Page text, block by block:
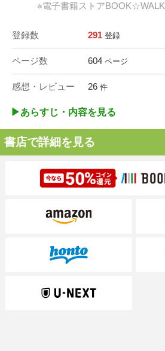
※電子書籍ストア
登録数 291 登録
ページ数 604 ページ
感想・レビュー 26 件
▶︎あらすじ・内容を見る
書店で詳細を見る